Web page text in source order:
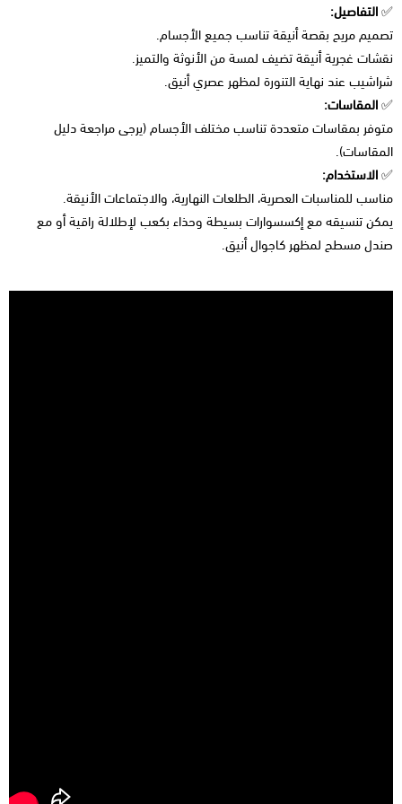
✅التفاصيل:
تصميم مريح بقصة أنيقة تناسب جميع الأجسام.
نقشات غجرية أنيقة تضيف لمسة من الأنوثة والتميز.
شراشيب عند نهاية التنورة لمظهر عصري أنيق.
✅المقاسات:
متوفر بمقاسات متعددة تناسب مختلف الأجسام (يرجى مراجعة دليل
المقاسات).
✅الاستخدام:
مناسب للمناسبات العصرية، الطلعات النهارية، والاجتماعات الأنيقة.
يمكن تنسيقه مع إكسسوارات بسيطة وحذاء بكعب لإطلالة راقية أو مع
صندل مسطح لمظهر كاجوال أنيق.